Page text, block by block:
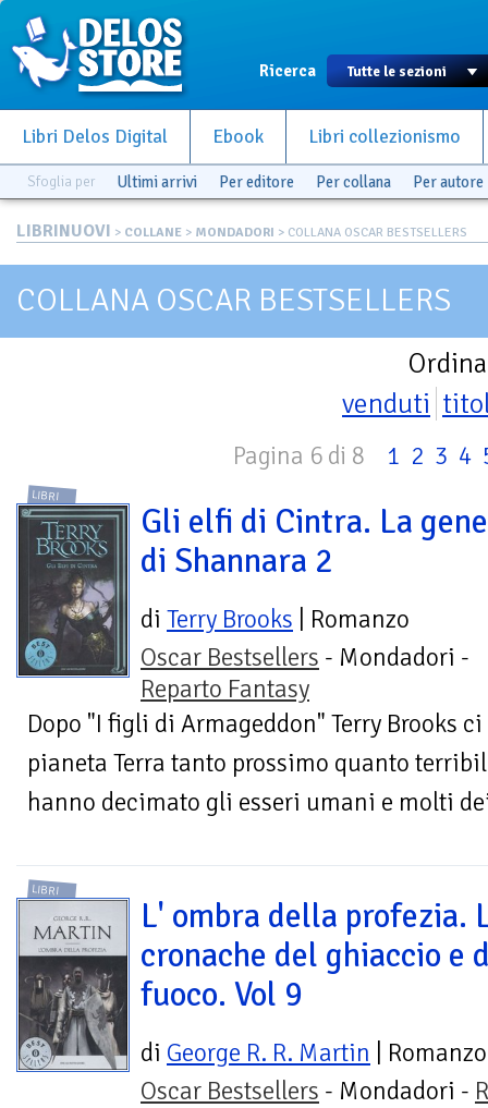
Ricerca
Libri Delos Digital Ebook Libri collezionismo
Sfoglia per Ultimi arrivi Per editore Per collana Per autore
LIBRINUOVI > COLLANE > MONDADORI > COLLANA OSCAR BESTSELLERS
COLLANA OSCAR BESTSELLERS
venduti
Pagina 6 di 8 1 2 3 4
LIBRI
Gli elfi di Cintra. La
di Shannara 2
di Terry Brooks | Romanzo
Oscar Bestsellers - Mondadori -
Reparto Fantasy
Dopo "I figli di Armageddon" Terry Brooks
pianeta Terra tanto prossimo quanto
hanno decimato gli esseri umani e molti
LIBRI
L' ombra della profezia.
cronache del ghiaccio e
fuoco. Vol 9
di George R. R. Martin | Romanzo
Oscar Bestsellers - Mondadori -